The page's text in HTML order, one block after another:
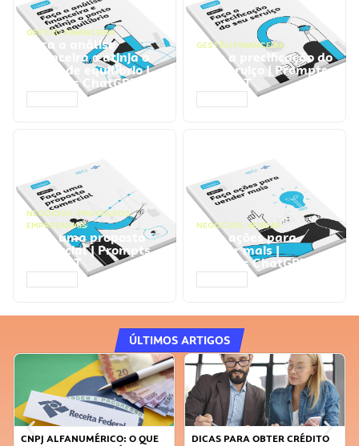
GESTÃO FINANCEIRA
Faça a análise
financeira e atinja o
ponto de equilíbrio |
Prompts ChatGPT
GESTÃO FINANCEIRA
Faça a precificação do
seu serviço | Prompts
ChatGPT
NEGÓCIOS, PROCESSOS
EMPRESARIAIS
Faça uma proposta
comercial | Prompts
ChatGPT
NEGÓCIOS, VENDAS
Faça ações para
vender mais |
Prompts ChatGPT
ÚLTIMOS ARTIGOS
DICAS PARA OBTER CRÉDITO
FAÇA A DIFERENÇA: SEJA